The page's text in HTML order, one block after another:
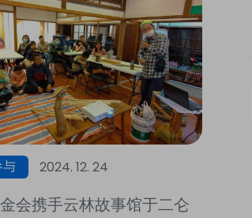
与 2024. 12. 24
会携手云林故事馆于二仑